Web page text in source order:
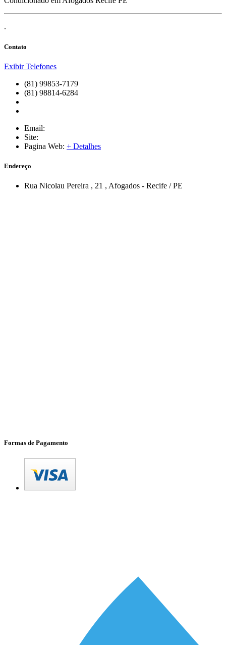
.
Contato
Exibir Telefones
(81) 99853-7179
(81) 98814-6284
Email:
Site:
Pagina Web: + Detalhes
Endereço
Rua Nicolau Pereira , 21 , Afogados - Recife /PE
Formas de Pagamento